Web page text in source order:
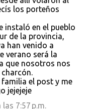
los porteños
instaló en el pueblo
de la provincia,
han venido a
verano será la
que nosotros nos
el post y me
jejejeje
7:57 p.m.